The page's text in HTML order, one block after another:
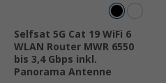
Selfsat 5G Cat 19 WiFi 6
WLAN Router MWR 6550
bis 3,4 Gbps inkl.
Panorama Antenne